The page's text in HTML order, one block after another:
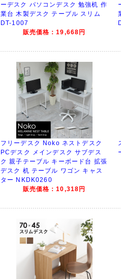
ーデスク パソコンデスク 勉強机 作
業台 木製デスク テーブル スリム
DT-1007
販売価格：19,668円
フリーデスク Noko ネストデスク
PCデスク メインデスク サブデス
ク 親子テーブル キーボード台 拡張
デスク 机 テーブル ワゴン キャス
ター NKDK0260
販売価格：10,318円